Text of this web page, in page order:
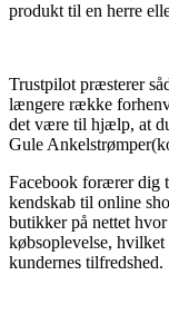
produkt til en herre
Trustpilot præsterer
længere række
det være til hjælp, at
Gule
Facebook forærer dig
kendskab til online
butikker på nettet
købsoplevelse,
kundernes tilfredshed.